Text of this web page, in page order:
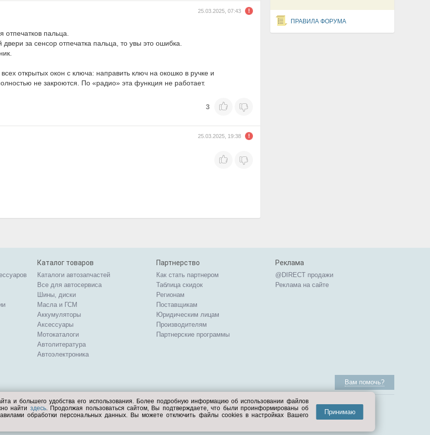
ПРАВИЛА ФОРУМА
25.03.2025, 07:43
отпечатков пальца.
за сенсор отпечатка пальца, то увы это ошибка.
открытых окон с ключа: направить ключ на окошко в ручке и
не закроются. По «радио» эта функция не работает.
3
25.03.2025, 19:38
Каталог товаров
Каталоги автозапчастей
Все для автосервиса
Шины, диски
Масла и ГСМ
Аккумуляторы
Аксессуары
Мотокаталоги
Автолитература
Автоэлектроника
Партнерство
Как стать партнером
Таблица скидок
Регионам
Поставщикам
Юридическим лицам
Производителям
Партнерские программы
Реклама
@DIRECT продажи
Реклама на сайте
Вам помочь?
и большего удобства его использования. Более подробную информацию об использовании файлов
найти здесь. Продолжая пользоваться сайтом, Вы подтверждаете, что были проинформированы об
обработки персональных данных. Вы можете отключить файлы cookies в настройках Вашего
Принимаю